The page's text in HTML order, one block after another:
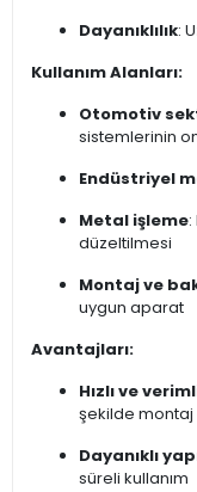
Dayanıklılık:
Kullanım Alanları:
Otomotiv
sistemlerinin
Endüstriyel
Metal işleme
düzeltilmesi
Montaj ve
uygun aparat
Avantajları:
Hızlı ve
şekilde
Dayanıklı
süreli kullanım